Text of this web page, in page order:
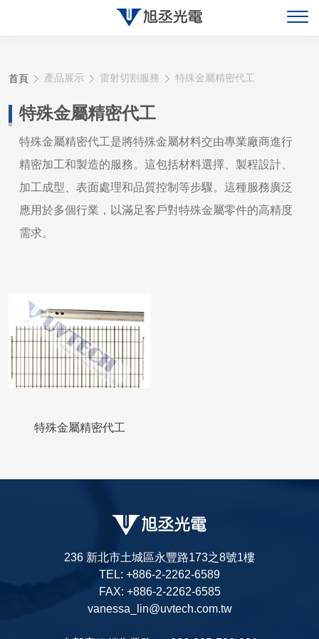
產品展示
首頁 產品展示 雷射切割服務 特殊金屬精密代工
特殊金屬精密代工
特殊金屬精密代工是將特殊金屬材料交由專業廠商進行
精密加工和製造的服務。這包括材料選擇、製程設計、
加工成型、表面處理和品質控制等步驟。這種服務廣泛
應用於多個行業，以滿足客戶對特殊金屬零件的高精度
需求。
特殊金屬精密代工
236 新北市土城區永豐路173之8號1樓
TEL: +886-2-2262-6589
FAX: +886-2-2262-6585
vanessa_lin@uvtech.com.tw